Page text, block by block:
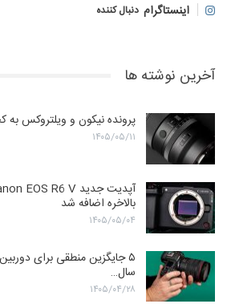
اینستاگرام دنبال کننده
آخرین نوشته ها
پرونده نیکون و ویلتروکس به
۱۴۰۵/۰۵/۱۱
بالاخره اضافه شد
۱۴۰۵/۰۵/۰۴
۵ جایگزین منطقی برای
سال…
۱۴۰۵/۰۴/۲۸